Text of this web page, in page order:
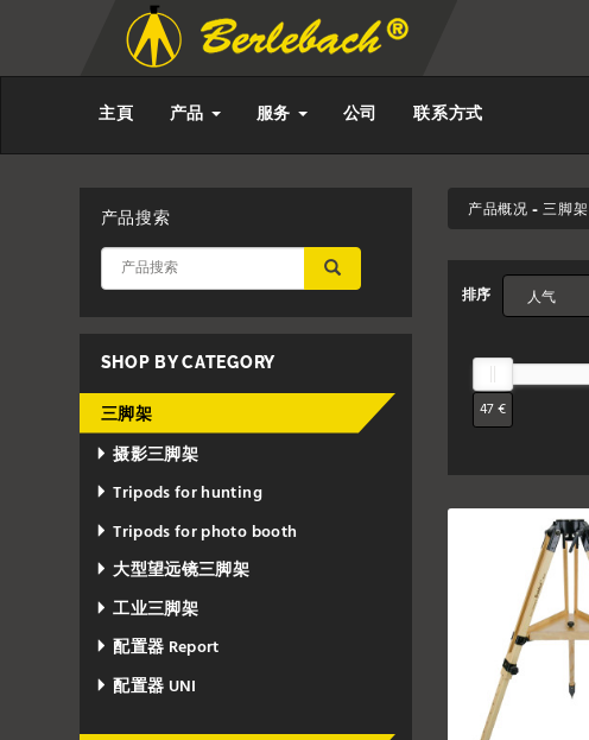
主頁 产品 服务 公司 联系方式
产品概况 - 三脚架
排序
47 €
产品搜索
SHOP BY CATEGORY
三脚架
摄影三脚架
Tripods for hunting
Tripods for photo booth
大型望远镜三脚架
工业三脚架
配置器 Report
配置器 UNI